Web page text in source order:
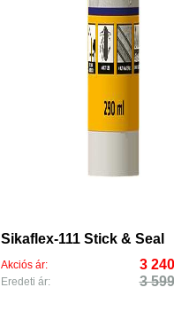
Sikaflex-111 Stick & Seal
Akciós ár: 3
Eredeti ár: 3